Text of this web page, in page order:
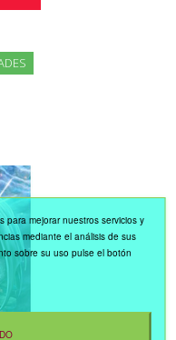
para mejorar nuestros servicios y
mediante el análisis de sus
sobre su uso pulse el botón